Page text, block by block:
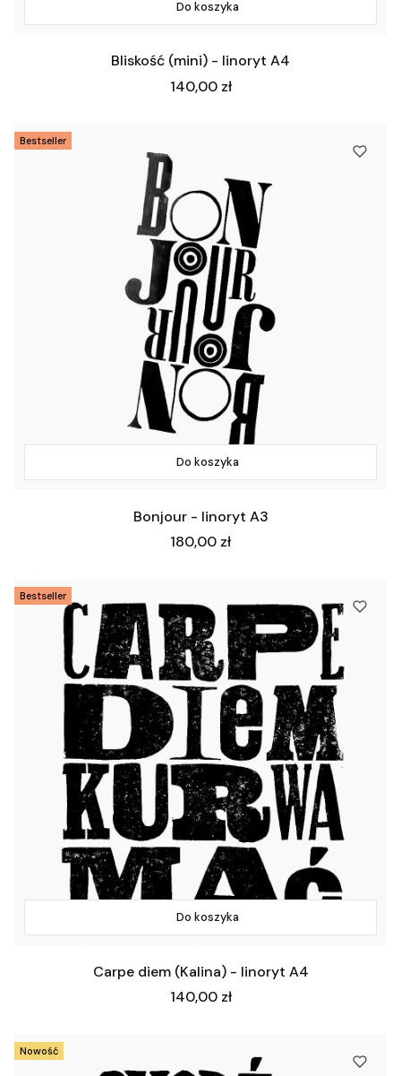
Do koszyka
Bliskość (mini) - linoryt A4
Cena
140,00 zł
Bestseller
Do koszyka
Bonjour - linoryt A3
Cena
180,00 zł
Bestseller
Do koszyka
Carpe diem (Kalina) - linoryt A4
Cena
140,00 zł
Nowość